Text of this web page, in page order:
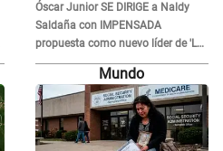
Óscar Junior SE DIRIGE a Naldy
Saldaña con IMPENSADA
propuesta como nuevo líder de 'La
Bella Luz' tras denuncia: "Otro tipo
Mundo